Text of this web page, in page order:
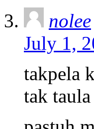
nolee
July 1,
takpela
tak